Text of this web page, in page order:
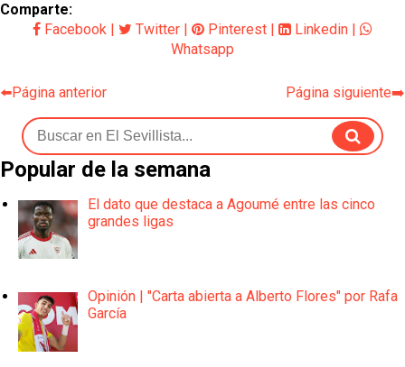
Comparte:
Facebook
Twitter Pinterest Linkedin
Whatsapp
⬅️Página anterior Página siguiente➡️
Popular de la semana
El dato que destaca a Agoumé entre las cinco
grandes ligas
Opinión | "Carta abierta a Alberto Flores" por Rafa
García